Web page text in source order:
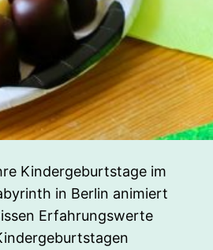
Kindergeburtstage im
in Berlin animiert
Erfahrungswerte